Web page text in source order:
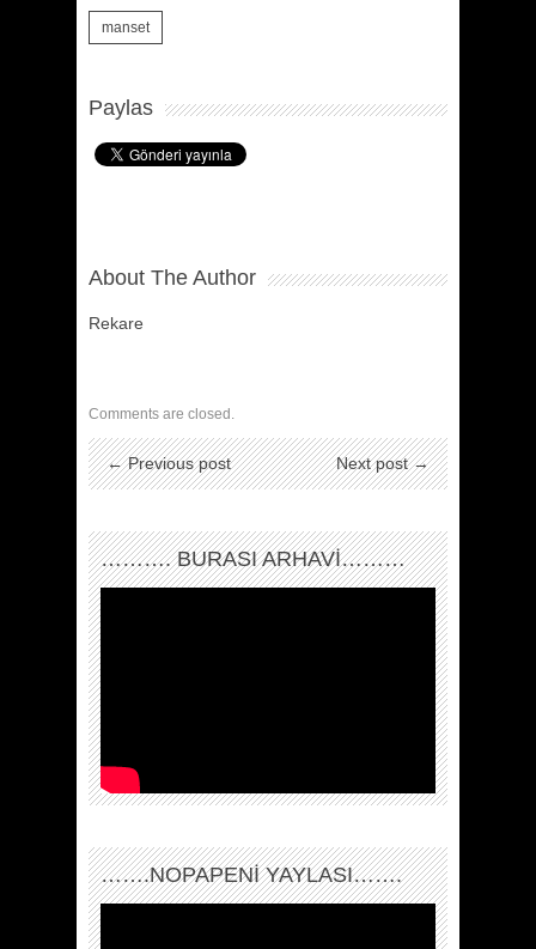
manset
Paylas
About The Author
Rekare
Comments are closed.
← Previous post Next post →
………. BURASI ARHAVİ………
…….NOPAPENİ YAYLASI…….